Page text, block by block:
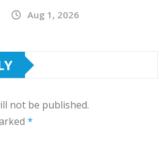
Aug 1, 2026
not be published.
*